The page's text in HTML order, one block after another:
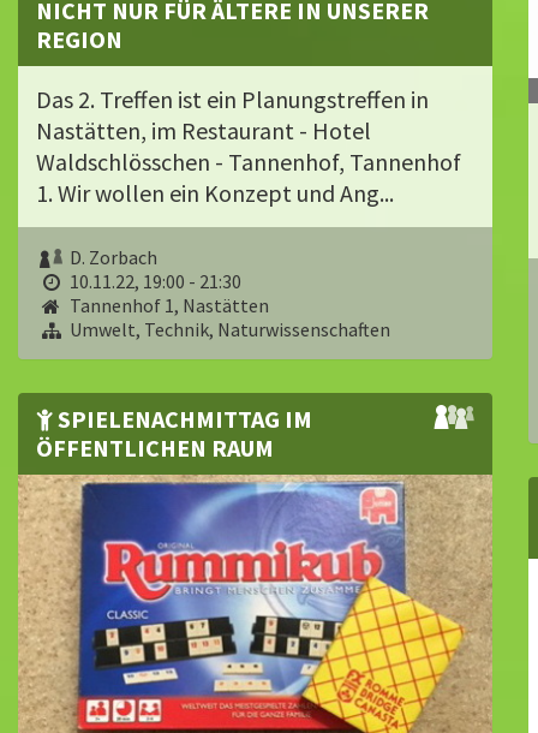
NICHT NUR FÜR ÄLTERE IN UNSERER
REGION
Das 2. Treffen ist ein Planungstreffen in
Nastätten, im Restaurant - Hotel
Waldschlösschen - Tannenhof, Tannenhof
1. Wir wollen ein Konzept und Ang...
D. Zorbach
10.11.22, 19:00 - 21:30
Tannenhof 1, Nastätten
Umwelt, Technik, Naturwissenschaften
SPIELENACHMITTAG IM
ÖFFENTLICHEN RAUM